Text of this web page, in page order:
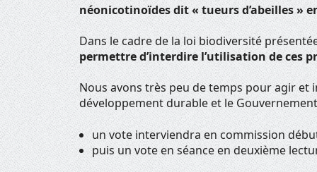
néonicotinoïdes dit « tueurs d’abeilles »
Dans le cadre de la loi biodiversité
permettre d’interdire l’utilisation de ces
Nous avons très peu de temps pour agir
développement durable et le
un vote interviendra en commission
puis un vote en séance en deuxième